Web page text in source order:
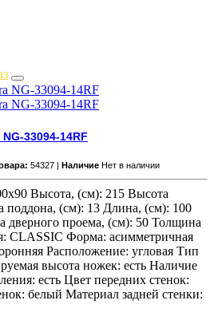
33094-14RF
54327 | Наличие Нет в наличии
Высота, (см): 215 Высота
поддона, (см): 13 Длина, (см): 100
проема, (см): 50 Толщина
CLASSIC Форма: асимметричная
Расположение: угловая Тип
высота ножек: есть Наличие
есть Цвет передних стенок:
белый Материал задней стенки: